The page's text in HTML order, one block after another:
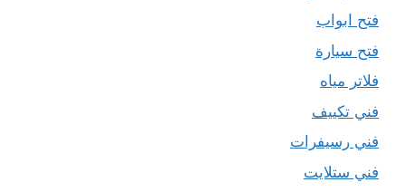
فتح ابواب
فتح سيارة
فلاتر مياه
فني تكييف
فني رسيفرات
فني ستلايت